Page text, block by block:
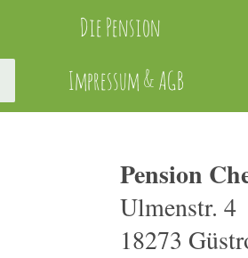
Die Pension
Impressum & AGB
Pension
Ulmenstr. 4
18273